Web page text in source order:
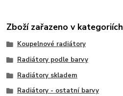
Zboží zařazeno v kategoriích
Koupelnové radiátory
Radiátory podle barvy
Radiátory skladem
Radiátory - ostatní barvy